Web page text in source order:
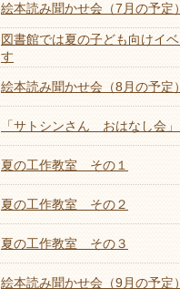
絵本読み聞かせ会（7月の予定）
図書館では夏の子ども向けイ
す
絵本読み聞かせ会（8月の予定）
「サトシンさん おはなし会
夏の工作教室 その１
夏の工作教室 その２
夏の工作教室 その３
絵本読み聞かせ会（9月の予定）